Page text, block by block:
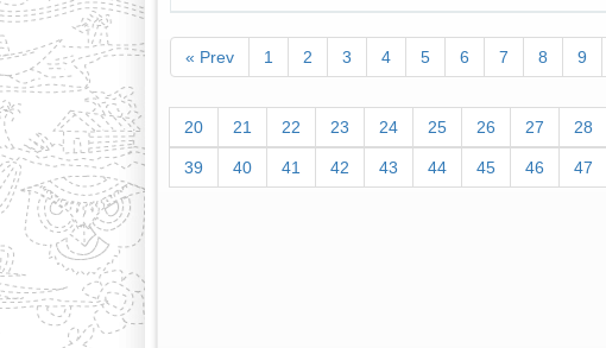
« Prev 1 2 3 4 5 6 7 8 9
20 21 22 23 24 25 26 27 28
39 40 41 42 43 44 45 46 47